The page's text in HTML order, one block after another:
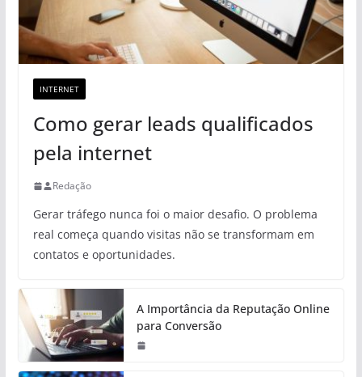
INTERNET
Como gerar leads qualificados
pela internet
Redação
Gerar tráfego nunca foi o maior desafio. O problema
real começa quando visitas não se transformam em
contatos e oportunidades.
A Importância da Reputação Online
para Conversão